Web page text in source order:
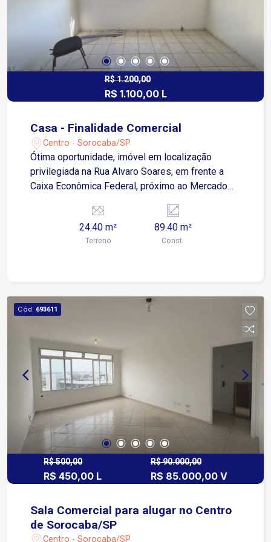
R$ 1.200,00
R$ 1.100,00 L
Casa - Finalidade Comercial
Centro - Sorocaba/SP
Ótima oportunidade, imóvel em localização
privilegiada na Rua Alvaro Soares, em frente a
Caixa Econômica Federal, próximo ao Mercado
social Área de serviço com banheiro Medidas
aproximadas Dormitório 1 - 3,03 x 3,51
24.40 m²
Terreno
89.40 m²
Const.
Cód. 693611
R$ 500,00
R$ 450,00 L
R$ 90.000,00
R$ 85.000,00 V
Sala Comercial para alugar no Centro
de Sorocaba/SP
Centro - Sorocaba/SP